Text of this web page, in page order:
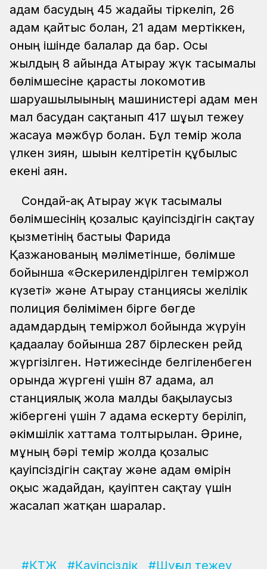
адам басудың 45 жағдайы тіркеліп, 26
адам қайтыс болған, 21 адам мертіккен,
оның ішінде балалар да бар. Осы
жылдың 8 айында Атырау жүк тасымалы
бөлімшесіне қарасты локомотив
шаруашылығының машинистері адам мен
мал басудан сақтанып 417 шұғыл тежеу
жасауға мәжбүр болған. Бұл темір жолға
үлкен зиян, шығын келтіретін құбылыс
екені аян.
Сондай-ақ Атырау жүк тасымалы
бөлімшесінің қозғалыс қауіпсіздігін сақтау
қызметінің бастығы Фарида
Қазжанованың мәліметінше, бөлімше
бойынша «Әскерилендірілген теміржол
күзеті» және Атырау станциясы желілік
полиция бөлімімен бірге бөгде
адамдардың теміржол бойында жүруін
қадағалау бойынша 287 бірлескен рейд
жүргізілген. Нәтижесінде белгіленбеген
орында жүргені үшін 87 адамға, ал
станциялық жолға малды бақылаусыз
жібергені үшін 7 адамға ескерту беріліп,
әкімшілік хаттама толтырылған. Әрине,
мұның бәрі темір жолда қозғалыс
қауіпсіздігін сақтау және адам өмірін
оқыс жағдайдан, қауіптен сақтау үшін
жасалап жатқан шаралар.
#ҚТЖ #Қауіпсіздік
#Шұғыл тежеу